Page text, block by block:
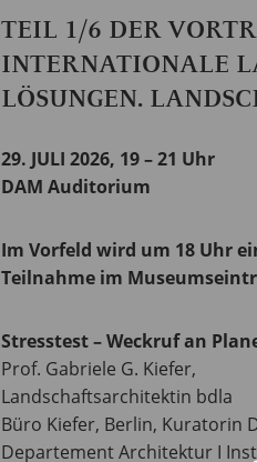
TEIL 1/6 DER
INTERNATIONALE
LÖSUNGEN.
29. JULI 2026, 19 – 21 Uhr
DAM Auditorium
Im Vorfeld wird um 18 Uhr
Teilnahme im
Stresstest – Weckruf an
Prof. Gabriele G. Kiefer,
Landschaftsarchitektin bdla
Büro Kiefer, Berlin, Kuratorin
Departement Architektur I